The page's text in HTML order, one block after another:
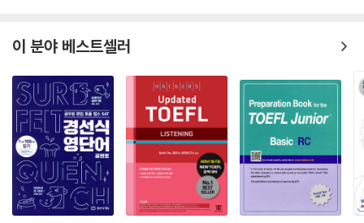
이 분야 베스트셀러